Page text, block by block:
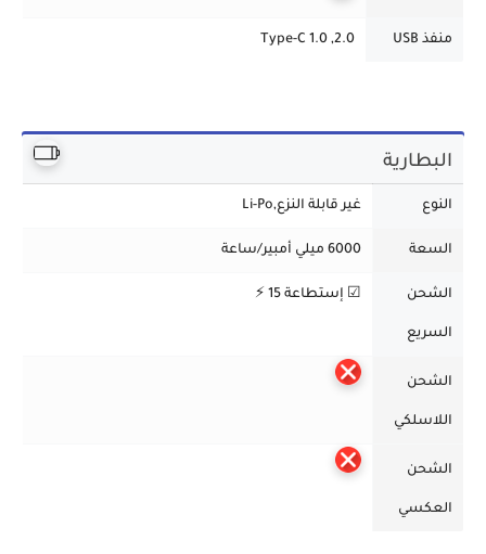
منفذ USB 2.0, Type-C 1.0
البطارية
النوع غير قابلة النزع,Li-Po
السعة 6000 ميلي أمبير/ساعة
الشحن
السريع
☑ إستطاعة 15 ⚡
الشحن
اللاسلكي
الشحن
العكسي